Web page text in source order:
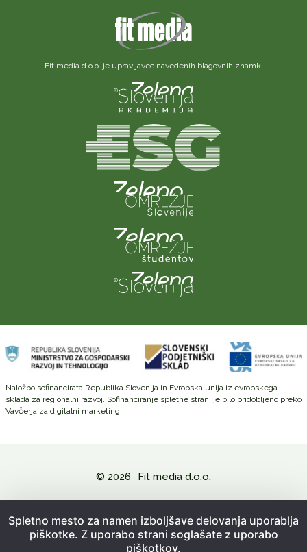
Fit media d.o.o. je upravljavec navedenih blagovnih znamk.
Naložbo sofinancirata Republika Slovenija in Evropska unija iz evropskega
sklada za regionalni razvoj. Sofinanciranje spletne strani je bilo pridobljeno preko
Vavčerja za digitalni marketing.
© 2026 Fit media d.o.o.
Splošni pogoji poslovanja
Spletno mesto za namen izboljšave delovanja uporablja
piškotke. Z uporabo strani soglašate z uporabo
piškotkov.